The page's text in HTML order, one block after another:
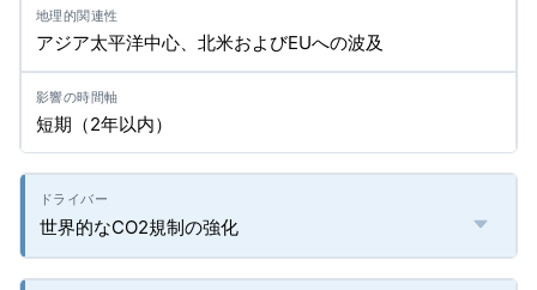
アジア太平洋中心、北米およびEUへの波及
短期（2年以内）
世界的なCO2規制の強化